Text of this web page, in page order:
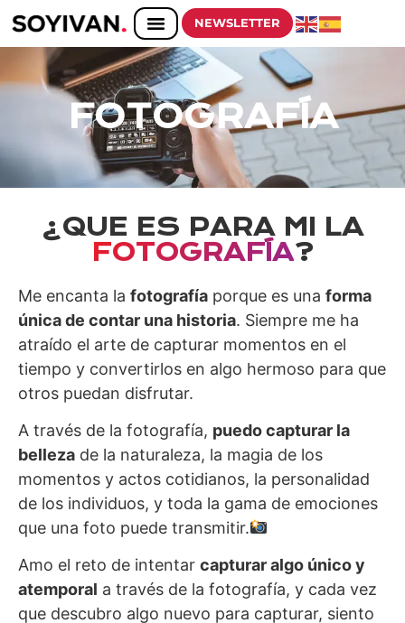
NEWSLETTER
FOTOGRAFÍA
¿QUE ES PARA MI LA
FOTOGRAFÍA?
Me encanta la fotografía porque es una forma
única de contar una historia. Siempre me ha
atraído el arte de capturar momentos en el
tiempo y convertirlos en algo hermoso para que
otros puedan disfrutar.
A través de la fotografía, puedo capturar la
belleza de la naturaleza, la magia de los
momentos y actos cotidianos, la personalidad
de los individuos, y toda la gama de emociones
que una foto puede transmitir.
Amo el reto de intentar capturar algo único y
atemporal a través de la fotografía, y cada vez
que descubro algo nuevo para capturar, siento